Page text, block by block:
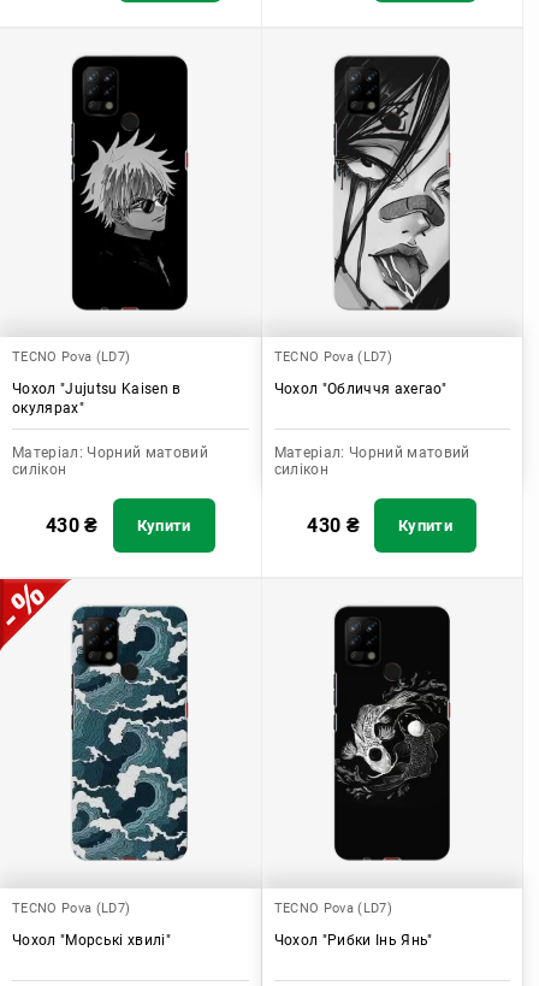
TECNO Pova (LD7)
Чохол "Jujutsu Kaisen в
окулярах"
Матеріал: Чорний матовий
силікон
430₴ Купити
TECNO Pova (LD7)
Чохол "Обличчя ахегао"
Матеріал: Чорний матовий
силікон
430 ₴ Купити
TECNO Pova (LD7)
Чохол "Морські хвилі"
TECNO Pova (LD7)
Чохол "Рибки Інь Янь"